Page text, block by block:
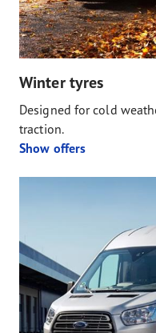
Winter tyres
Designed for cold
traction.
Show offers